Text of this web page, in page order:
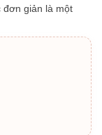
đơn giản là một